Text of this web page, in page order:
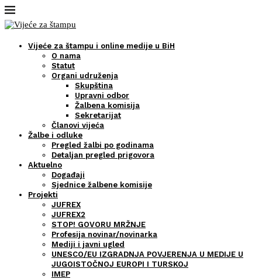
Vijeće za štampu i online medije u BiH
O nama
Statut
Organi udruženja
Skupština
Upravni odbor
Žalbena komisija
Sekretarijat
Članovi vijeća
Žalbe i odluke
Pregled žalbi po godinama
Detaljan pregled prigovora
Aktuelno
Događaji
Sjednice žalbene komisije
Projekti
JUFREX
JUFREX2
STOP! GOVORU MRŽNJE
Profesija novinar/novinarka
Mediji i javni ugled
UNESCO/EU IZGRADNJA POVJERENJA U MEDIJE U
JUGOISTOČNOJ EUROPI I TURSKOJ
IMEP